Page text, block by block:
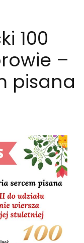
100
–
pisana